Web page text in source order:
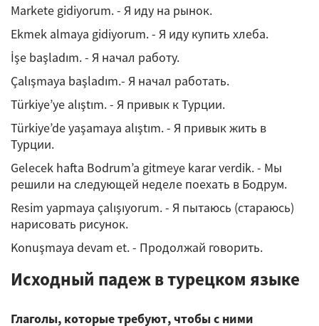
Markete gidiyorum. - Я иду на рынок.
Ekmek almaya gidiyorum. - Я иду купить хлеба.
İşe başladım. - Я начал работу.
Çalışmaya başladım.- Я начал работать.
Türkiye’ye alıştım. - Я привык к Турции.
Türkiye’de yaşamaya alıştım. - Я привык жить в
Турции.
Gelecek hafta Bodrum’a gitmeye karar verdik. - Мы
решили на следующей неделе поехать в Бодрум.
Resim yapmaya çalışıyorum. - Я пытаюсь (стараюсь)
нарисовать рисунок.
Konuşmaya devam et. - Продолжай говорить.
Исходный падеж в турецком языке
Глаголы, которые требуют, чтобы с ними